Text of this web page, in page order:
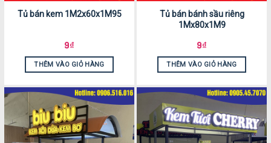
Tủ bán kem 1M2x60x1M95
9₫
THÊM VÀO GIỎ HÀNG
Tủ bán bánh sầu riêng
1Mx80x1M9
9₫
THÊM VÀO GIỎ HÀNG